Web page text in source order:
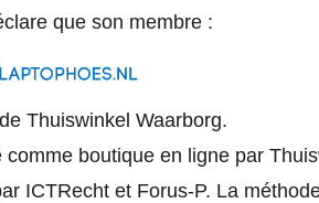
que son membre :
Thuiswinkel Waarborg.
boutique en ligne par
ICTRecht et Forus-P. La